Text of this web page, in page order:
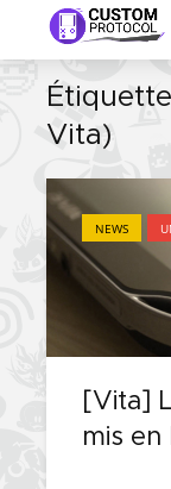
Vita)
NEWS
[Vita]
mis en